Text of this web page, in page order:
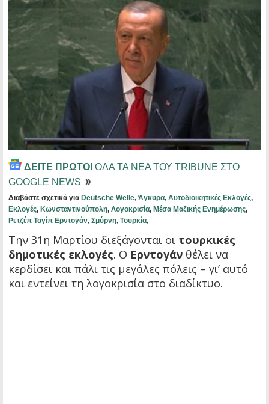
ΔΕΙΤΕ ΠΡΩΤΟΙ ΟΛΑ ΤΑ ΝΕΑ ΤΟΥ TRIBUNE ΣΤΟ
GOOGLE NEWS
Διαβάστε σχετικά για Deutsche Welle, Άγκυρα, Αυτοδιοικητικές Εκλογές,
Εκλογές, Κωνσταντινούπολη, Λογοκρισία, Μέσα Μαζικής Ενημέρωσης,
Ρετζέπ Ταγίπ Ερντογάν, Σμύρνη, Τουρκία,
Την 31η Μαρτίου διεξάγονται οι τουρκικές
δημοτικές εκλογές. Ο Ερντογάν θέλει να
κερδίσει και πάλι τις μεγάλες πόλεις – γι’ αυτό
και εντείνει τη λογοκρισία στο διαδίκτυο.